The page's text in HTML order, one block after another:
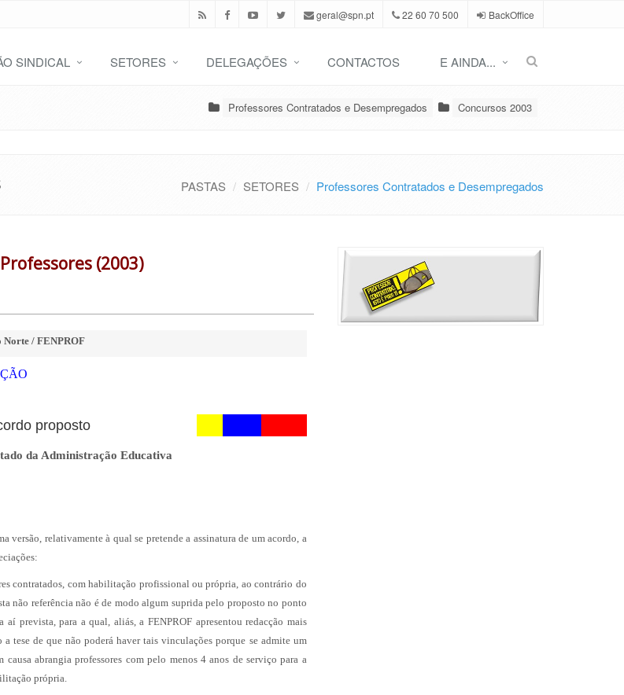
geral@spn.pt 22 60 70 500 BackOffice
SINDICAL SETORES DELEGAÇÕES CONTACTOS E AINDA...
Professores Contratados e Desempregados Concursos 2003
PASTAS SETORES Professores Contratados e Desempregados
(2003)
Norte / FENPROF
proposto
da Administração Educativa
versão, relativamente à qual se pretende a assinatura de um acordo, a
contratados, com habilitação profissional ou própria, ao contrário do
não referência não é de modo algum suprida pelo proposto no ponto
prevista, para a qual, aliás, a FENPROF apresentou redacção mais
tese de que não poderá haver tais vinculações porque se admite um
abrangia professores com pelo menos 4 anos de serviço para a
própria.